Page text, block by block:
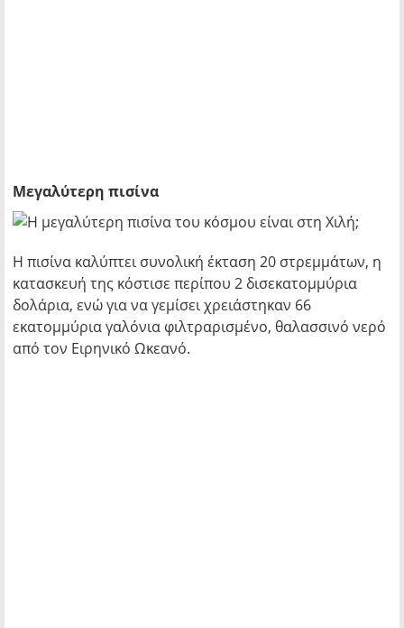
Μεγαλύτερη πισίνα
H πισίνα καλύπτει συνολική έκταση 20 στρεμμάτων, η
κατασκευή της κόστισε περίπου 2 δισεκατομμύρια
δολάρια, ενώ για να γεμίσει χρειάστηκαν 66
εκατομμύρια γαλόνια φιλτραρισμένο, θαλασσινό νερό
από τον Ειρηνικό Ωκεανό.